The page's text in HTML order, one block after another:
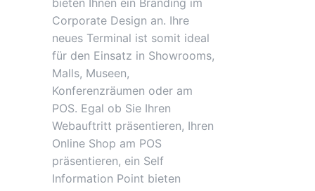
Corporate Design an. Ihre
neues Terminal ist somit ideal
für den Einsatz in Showrooms,
Malls, Museen,
Konferenzräumen oder am
POS. Egal ob Sie Ihren
Webauftritt präsentieren, Ihren
Online Shop am POS
präsentieren, ein Self
Information Point bieten